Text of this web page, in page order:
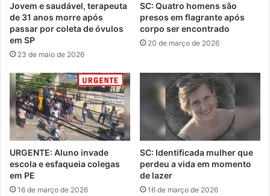
Jovem e saudável, terapeuta
de 31 anos morre após
passar por coleta de óvulos
em SP
23 de maio de 2026
SC: Quatro homens são
presos em flagrante após
corpo ser encontrado
20 de março de 2026
URGENTE: Aluno invade
escola e esfaqueia colegas
em PE
16 de março de 2026
SC: Identificada mulher que
perdeu a vida em momento
de lazer
16 de março de 2026